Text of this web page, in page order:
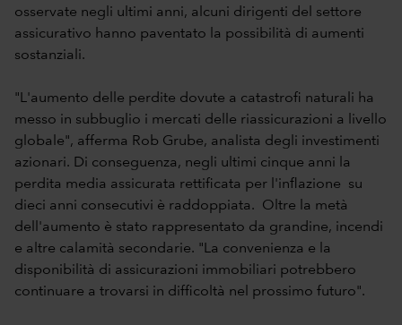
osservate negli ultimi anni, alcuni dirigenti del settore
assicurativo hanno paventato la possibilità di aumenti
sostanziali.
"L'aumento delle perdite dovute a catastrofi naturali ha
messo in subbuglio i mercati delle riassicurazioni a livello
globale", afferma Rob Grube, analista degli investimenti
azionari. Di conseguenza, negli ultimi cinque anni la
perdita media assicurata rettificata per l'inflazione su
dieci anni consecutivi è raddoppiata. Oltre la metà
dell'aumento è stato rappresentato da grandine, incendi
e altre calamità secondarie. "La convenienza e la
disponibilità di assicurazioni immobiliari potrebbero
continuare a trovarsi in difficoltà nel prossimo futuro".